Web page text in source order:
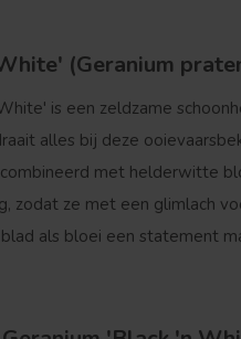
(Geranium
is een zeldzame
alles bij deze
met helderwitte
zodat ze met een glimlach
als bloei een statement